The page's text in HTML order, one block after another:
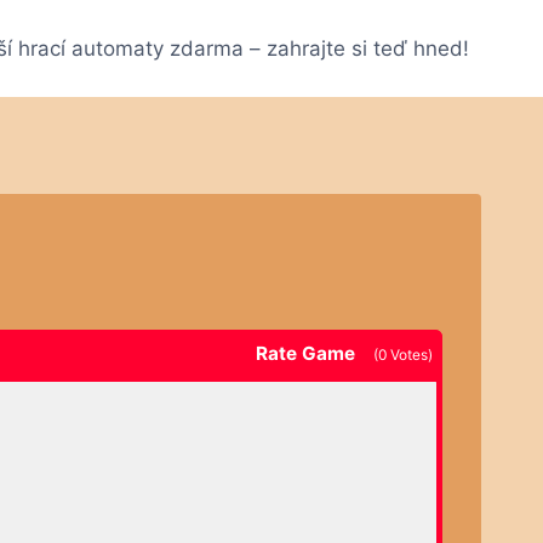
hrací automaty zdarma – zahrajte si teď hned!
Rate Game (0 Votes)